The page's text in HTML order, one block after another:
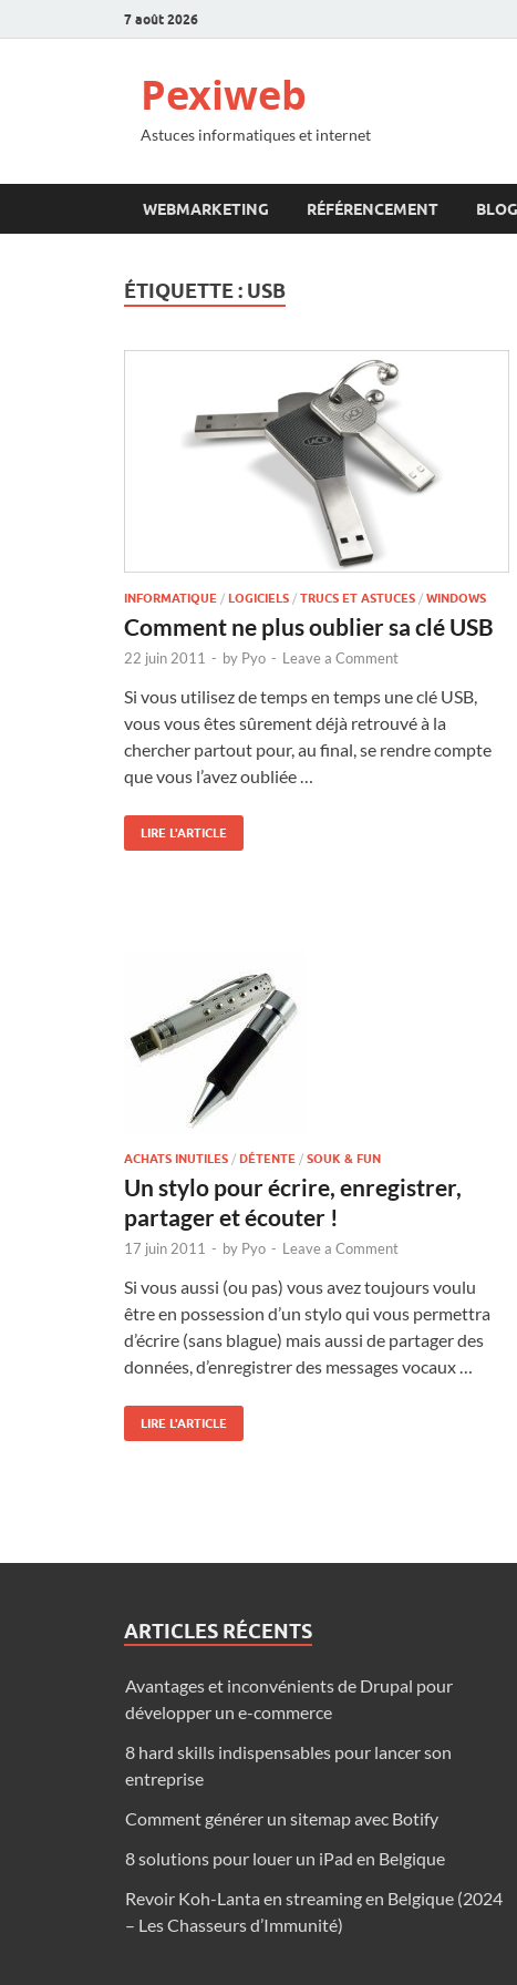
7 août 2026
Pexiweb
Astuces informatiques et internet
WEBMARKETING RÉFÉRENCEMENT
ÉTIQUETTE : USB
INFORMATIQUE / LOGICIELS / TRUCS ET ASTUCES / WINDOWS
Comment ne plus oublier sa clé USB
22 juin 2011 - by Pyo - Leave a Comment
Si vous utilisez de temps en temps une clé USB,
vous vous êtes sûrement déjà retrouvé à la
chercher partout pour, au final, se rendre compte
que vous l’avez oubliée …
LIRE L'ARTICLE
ACHATS INUTILES / DÉTENTE / SOUK & FUN
Un stylo pour écrire, enregistrer,
partager et écouter !
17 juin 2011 - by Pyo - Leave a Comment
Si vous aussi (ou pas) vous avez toujours voulu
être en possession d’un stylo qui vous permettra
d’écrire (sans blague) mais aussi de partager des
données, d’enregistrer des messages vocaux …
LIRE L'ARTICLE
ARTICLES RÉCENTS
Avantages et inconvénients de Drupal pour
développer un e-commerce
8 hard skills indispensables pour lancer son
entreprise
Comment générer un sitemap avec Botify
8 solutions pour louer un iPad en Belgique
Revoir Koh-Lanta en streaming en Belgique (2024
– Les Chasseurs d’Immunité)